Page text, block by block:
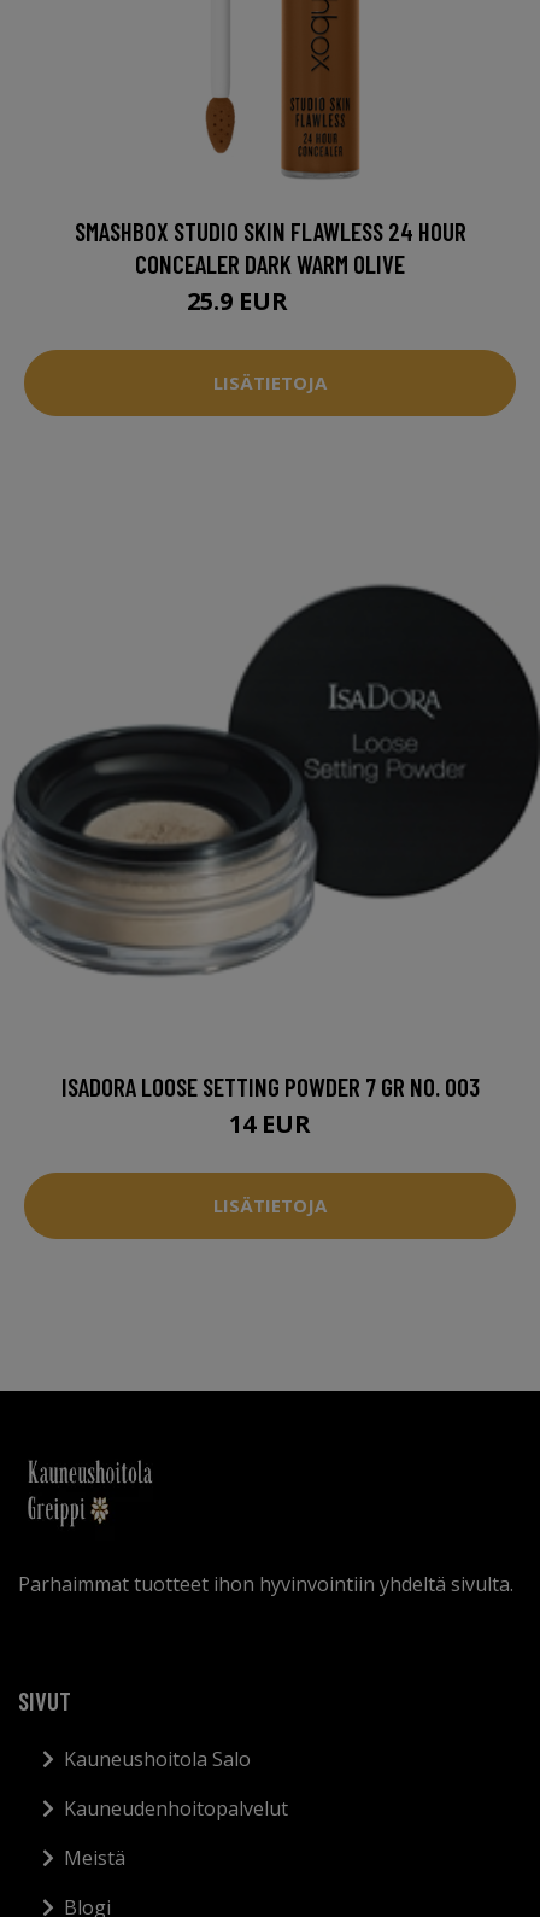
SMASHBOX STUDIO SKIN FLAWLESS 24 HOUR
CONCEALER DARK WARM OLIVE
25.9 EUR
LISÄTIETOJA
ISADORA LOOSE SETTING POWDER 7 GR NO. 003
14 EUR
LISÄTIETOJA
Parhaimmat tuotteet ihon hyvinvointiin yhdeltä sivulta.
SIVUT
Kauneushoitola Salo
Kauneudenhoitopalvelut
Meistä
Blogi